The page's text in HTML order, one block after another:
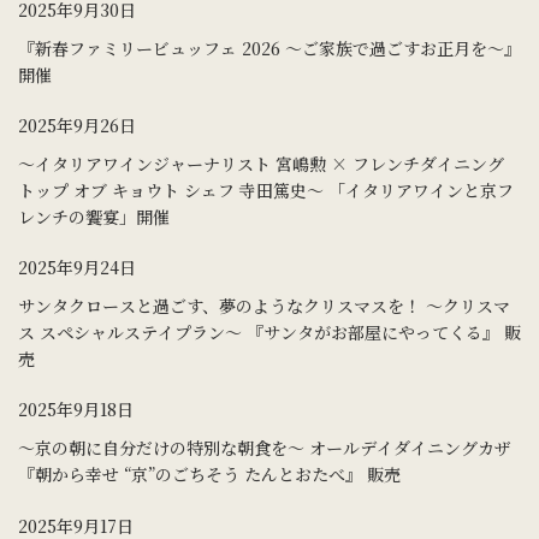
2025年9月30日
『新春ファミリービュッフェ 2026 ～ご家族で過ごすお正月を～』
開催
2025年9月26日
～イタリアワインジャーナリスト 宮嶋勲 × フレンチダイニング
トップ オブ キョウト シェフ 寺田篤史～ 「イタリアワインと京フ
レンチの饗宴」開催
2025年9月24日
サンタクロースと過ごす、夢のようなクリスマスを！ ～クリスマ
ス スペシャルステイプラン～ 『サンタがお部屋にやってくる』 販
売
2025年9月18日
～京の朝に自分だけの特別な朝食を～ オールデイダイニングカザ
『朝から幸せ “京”のごちそう たんとおたべ』 販売
2025年9月17日